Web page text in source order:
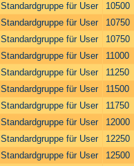
Standardgruppe für User
10500
Standardgruppe für User
10750
Standardgruppe für User
10750
Standardgruppe für User
11000
Standardgruppe für User
11250
Standardgruppe für User
11500
Standardgruppe für User
11750
Standardgruppe für User
12000
Standardgruppe für User
12250
Standardgruppe für User
12500